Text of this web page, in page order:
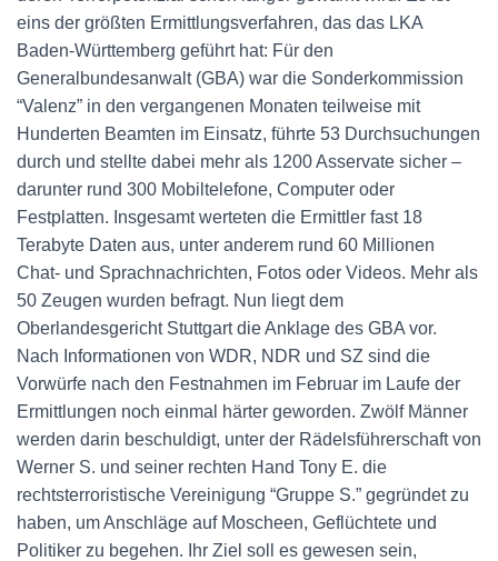
eins der größten Ermittlungsverfahren, das das LKA
Baden-Württemberg geführt hat: Für den
Generalbundesanwalt (GBA) war die Sonderkommission
“Valenz” in den vergangenen Monaten teilweise mit
Hunderten Beamten im Einsatz, führte 53 Durchsuchungen
durch und stellte dabei mehr als 1200 Asservate sicher –
darunter rund 300 Mobiltelefone, Computer oder
Festplatten. Insgesamt werteten die Ermittler fast 18
Terabyte Daten aus, unter anderem rund 60 Millionen
Chat- und Sprachnachrichten, Fotos oder Videos. Mehr als
50 Zeugen wurden befragt. Nun liegt dem
Oberlandesgericht Stuttgart die Anklage des GBA vor.
Nach Informationen von WDR, NDR und SZ sind die
Vorwürfe nach den Festnahmen im Februar im Laufe der
Ermittlungen noch einmal härter geworden. Zwölf Männer
werden darin beschuldigt, unter der Rädelsführerschaft von
Werner S. und seiner rechten Hand Tony E. die
rechtsterroristische Vereinigung “Gruppe S.” gegründet zu
haben, um Anschläge auf Moscheen, Geflüchtete und
Politiker zu begehen. Ihr Ziel soll es gewesen sein,